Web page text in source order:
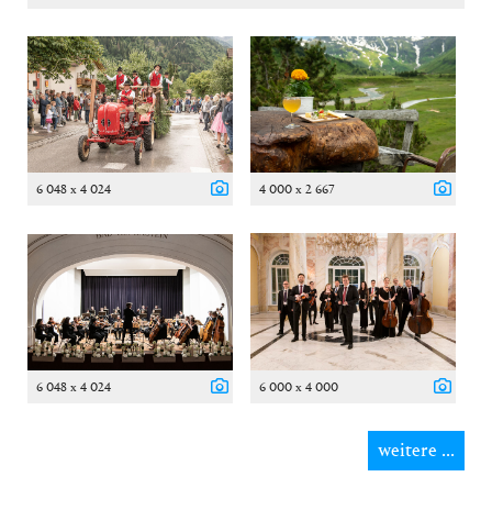
6 048 x 4 024 4 000 x 2 667
6 048 x 4 024 6 000 x 4 000
weitere ...